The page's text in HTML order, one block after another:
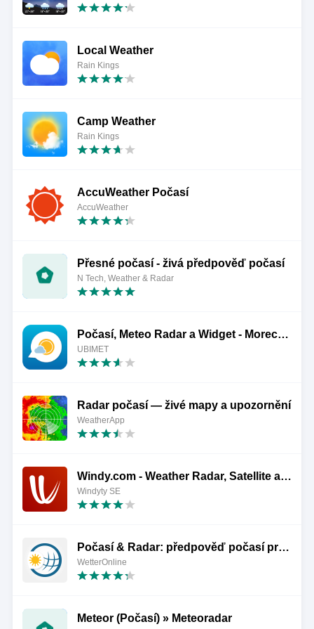
Local Weather
Rain Kings
Camp Weather
Rain Kings
AccuWeather Počasí
AccuWeather
Přesné počasí - živá předpověď počasí
N Tech, Weather & Radar
Počasí, Meteo Radar a Widget - Morecast
UBIMET
Radar počasí — živé mapy a upozornění
WeatherApp
Windy.com - Weather Radar, Satellite and Forecast
Windyty SE
Počasí & Radar: předpověď počasí pro ČR i svět
WetterOnline
Meteor (Počasí) » Meteoradar